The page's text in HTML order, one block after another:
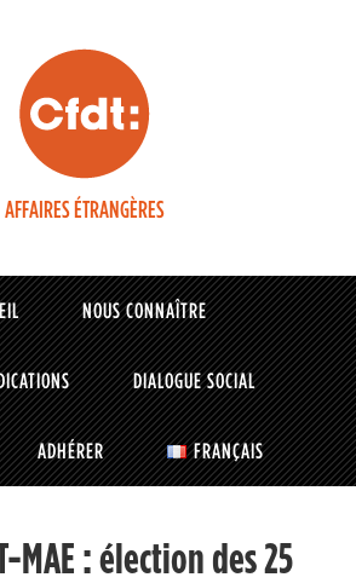
AFFAIRES ÉTRANGÈRES
NOUS CONNAÎTRE
DIALOGUE SOCIAL
ADHÉRER FRANÇAIS
MAE : élection des 25